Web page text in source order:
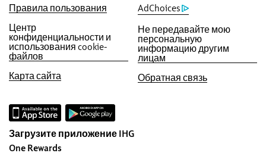
Правила пользования
AdChoices
Центр
конфиденциальности и
использования cookie-
файлов
Не передавайте мою
персональную
информацию другим
лицам
Карта сайта
Обратная связь
Загрузите приложение IHG
One Rewards
Гарантия онлайн-бронирования
Предоставление номера Вам
гарантировано.
Отсутствие комиссии за бронирование!
При бронировании непосредственно у нас
Конфиденциальность данных и
безопасность сайта
IHG серьезно относится к